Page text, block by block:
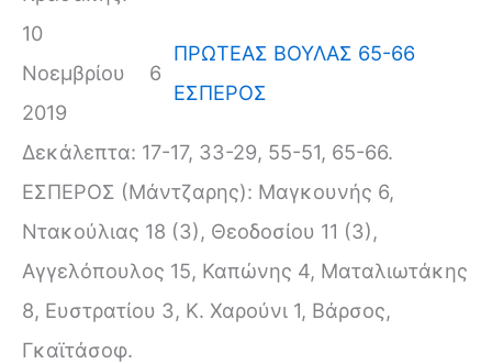
10
Νοεμβρίου
2019
6
ΠΡΩΤΕΑΣ ΒΟΥΛΑΣ 65-66
ΕΣΠΕΡΟΣ
Δεκάλεπτα: 17-17, 33-29, 55-51, 65-66.
ΕΣΠΕΡΟΣ (Μάντζαρης): Μαγκουνής 6,
Ντακούλιας 18 (3), Θεοδοσίου 11 (3),
Αγγελόπουλος 15, Καπώνης 4, Ματαλιωτάκης
8, Ευστρατίου 3, Κ. Χαρούνι 1, Βάρσος,
Γκαϊτάσοφ.